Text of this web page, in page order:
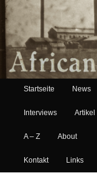
African
Hauptmenü
Zum Inhalt
Zum sekundären
Startseite News
Interviews Artikel
A – Z About
Kontakt Links